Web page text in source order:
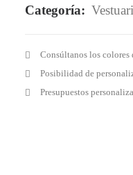
Categoría:
Consúltanos los colores
Posibilidad de
Presupuestos